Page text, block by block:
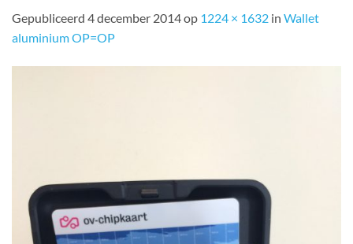
Gepubliceerd 4 december 2014op 1224 × 1632 in Wallet
aluminium OP=OP